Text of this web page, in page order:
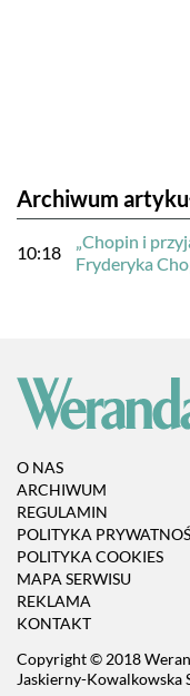
Archiwum
10:18
„Chopin i
Fryderyka
O NAS
ARCHIWUM
REGULAMIN
POLITYKA
POLITYKA COOKIES
MAPA SERWISU
REKLAMA
KONTAKT
Copyright © 2018
Jaskierny-Kowalkowska